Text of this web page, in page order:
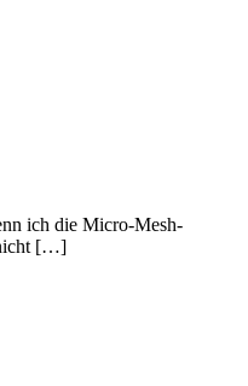
ich die Micro-Mesh-
nicht […]